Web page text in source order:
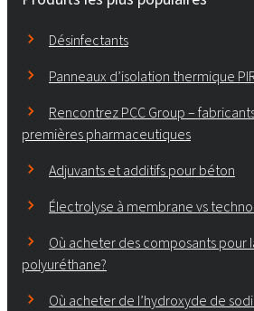
Désinfectants
Panneaux d’isolation thermique
Rencontrez PCC Group –
premières pharmaceutiques
Adjuvants et additifs pour béton
Électrolyse à membrane vs
Où acheter des composants pour
polyuréthane?
Où acheter de l’hydroxyde de